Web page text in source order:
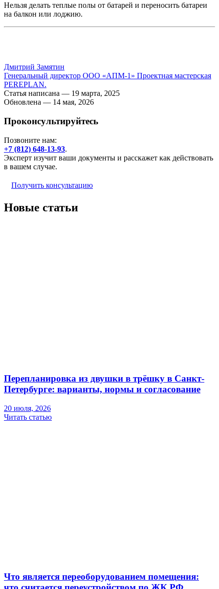
Нельзя делать теплые полы от батарей и переносить батареи
на балкон или лоджию.
Дмитрий Замятин
Генеральный директор ООО «АПМ-1» Проектная мастерская
PEREPLAN.
Статья написана — 19 марта, 2025
Обновлена — 14 мая, 2026
Проконсультируйтесь
Позвоните нам:
+7 (812) 648-13-93.
Эксперт изучит ваши документы и расскажет как действовать
в вашем случае.
Получить консультацию
Новые статьи
Перепланировка из двушки в трёшку в Санкт-
Петербурге: варианты, нормы и согласование
20 июля, 2026
Читать статью
Что является переоборудованием помещения: